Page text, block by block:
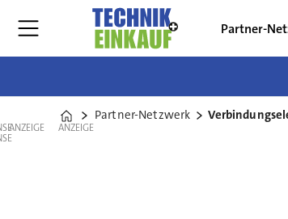
Partner-
Home
Partner-Netzwerk
ANZEIGE ANZEIGE